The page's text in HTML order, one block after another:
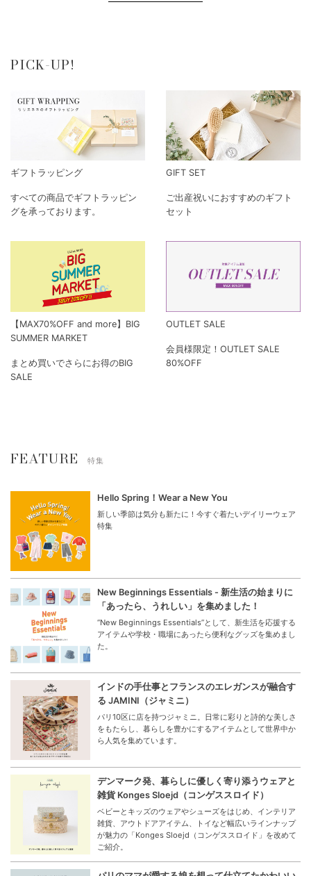
PICK-UP!
ギフトラッピング
すべての商品でギフトラッピン
グを承っております。
GIFT SET
ご出産祝いにおすすめのギフト
セット
【MAX70%OFF and more】BIG
SUMMER MARKET
まとめ買いでさらにお得のBIG
SALE
OUTLET SALE
会員様限定！OUTLET SALE
80%OFF
FEATURE 特集
Hello Spring！Wear a New You
新しい季節は気分も新たに！今すぐ着たいデイリーウェア
特集
New Beginnings Essentials - 新生活の始まりに
「あったら、うれしい」を集めました！
“New Beginnings Essentials”として、新生活を応援する
アイテムや学校・職場にあったら便利なグッズを集めまし
た。
インドの手仕事とフランスのエレガンスが融合す
る JAMINI（ジャミニ）
パリ10区に店を持つジャミニ。日常に彩りと詩的な美しさ
をもたらし、暮らしを豊かにするアイテムとして世界中か
ら人気を集めています。
デンマーク発、暮らしに優しく寄り添うウェアと
雑貨 Konges Sloejd（コンゲススロイド）
ベビーとキッズのウェアやシューズをはじめ、インテリア
雑貨、アウトドアアイテム、トイなど幅広いラインナップ
が魅力の「Konges Sloejd（コンゲススロイド」を改めて
ご紹介。